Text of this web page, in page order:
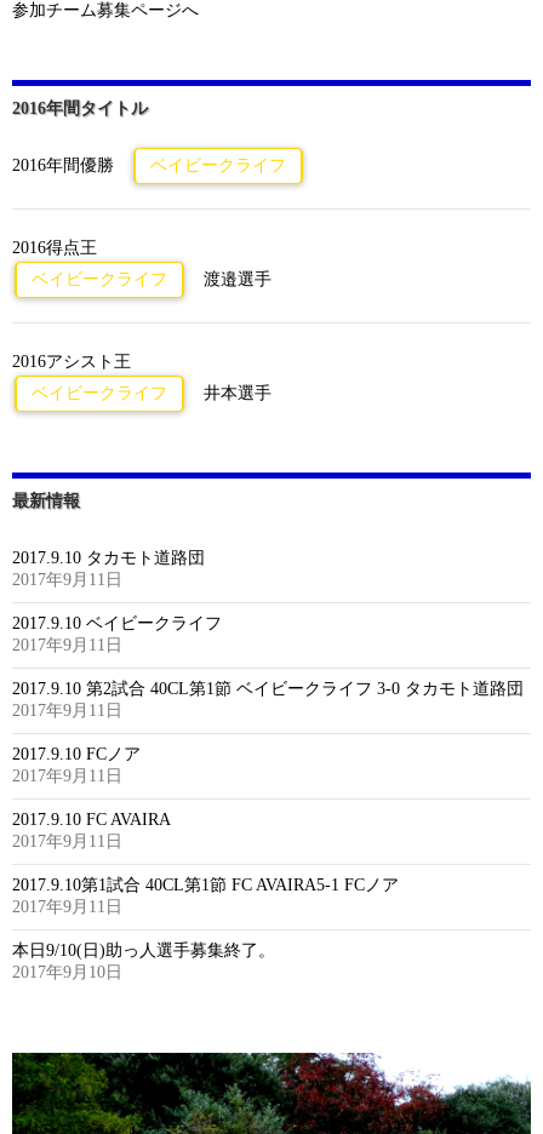
参加チーム募集ページへ
2016年間タイトル
2016年間優勝 ベイビークライフ
2016得点王
ベイビークライフ
渡邉選手
2016アシスト王
ベイビークライフ
井本選手
最新情報
2017.9.10 タカモト道路団
2017年9月11日
2017.9.10 ベイビークライフ
2017年9月11日
2017.9.10 第2試合 40CL第1節 ベイビークライフ 3-0 タカモト道路団
2017年9月11日
2017.9.10 FCノア
2017年9月11日
2017.9.10 FC AVAIRA
2017年9月11日
2017.9.10第1試合 40CL第1節 FC AVAIRA5-1 FCノア
2017年9月11日
本日9/10(日)助っ人選手募集終了。
2017年9月10日